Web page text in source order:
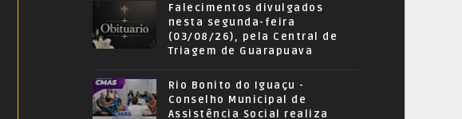
Falecimentos divulgados
nesta segunda-feira
(03/08/26), pela Central de
Triagem de Guarapuava
Rio Bonito do Iguaçu -
Conselho Municipal de
Assistência Social realiza